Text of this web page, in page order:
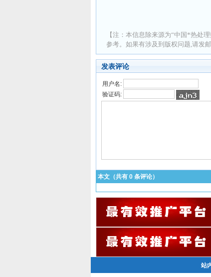
【注：本信息除来源为“中国*热处
参考。如果有涉及到版权问题,请发
发表评论
用户名:
验证码:
本文（共有 0 条评论）
站